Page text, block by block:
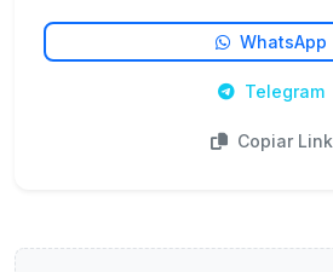
WhatsApp
Telegram
Copiar Link